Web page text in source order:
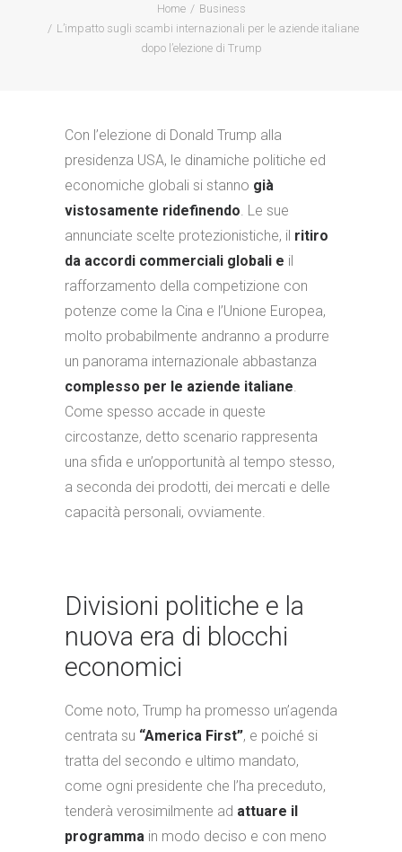
Home
Business
L’impatto sugli scambi internazionali per le aziende italiane
dopo l’elezione di Trump
Con l’elezione di Donald Trump alla
presidenza USA, le dinamiche politiche ed
economiche globali si stanno già
vistosamente ridefinendo. Le sue
annunciate scelte protezionistiche, il ritiro
da accordi commerciali globali e il
rafforzamento della competizione con
potenze come la Cina e l’Unione Europea,
molto probabilmente andranno a produrre
un panorama internazionale abbastanza
complesso per le aziende italiane.
Come spesso accade in queste
circostanze, detto scenario rappresenta
una sfida e un’opportunità al tempo stesso,
a seconda dei prodotti, dei mercati e delle
capacità personali, ovviamente.
Divisioni politiche e la
nuova era di blocchi
economici
Come noto, Trump ha promesso un’agenda
centrata su “America First”, e poiché si
tratta del secondo e ultimo mandato,
come ogni presidente che l’ha preceduto,
tenderà verosimilmente ad attuare il
programma in modo deciso e con meno